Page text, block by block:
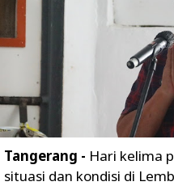
Tangerang - Hari kelima
situasi dan kondisi di